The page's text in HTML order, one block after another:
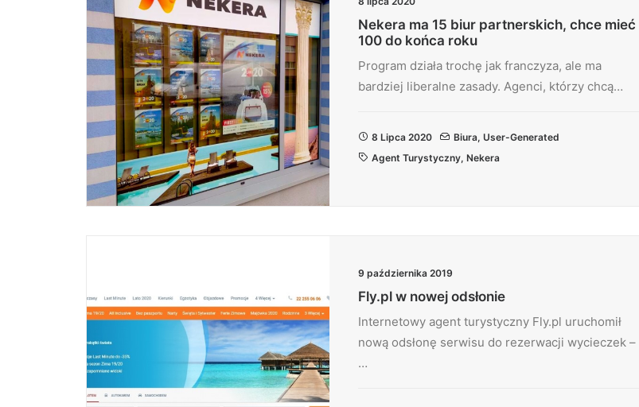
Nekera ma 15 biur partnerskich, chce mieć
100 do końca roku
Program działa trochę jak franczyza, ale ma
bardziej liberalne zasady. Agenci, którzy chcą…
8 Lipca 2020 Biura, User-Generated
Agent Turystyczny, Nekera
9 października 2019
Fly.pl w nowej odsłonie
Internetowy agent turystyczny Fly.pl uruchomił
nową odsłonę serwisu do rezerwacji wycieczek –
…